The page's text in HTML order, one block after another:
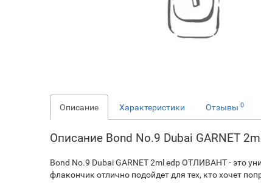
Описание Характеристики Отзывы0
Описание Bond No.9 Dubai GARNET
Bond No.9 Dubai GARNET 2ml edp ОТЛИВАНТ - это
флакончик отлично подойдет для тех, кто хочет